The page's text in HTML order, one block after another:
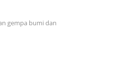
gempa bumi dan